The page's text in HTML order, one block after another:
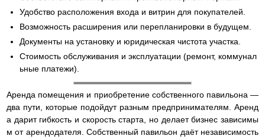
Удобство расположения входа и витрин для покупателей.
Возможность расширения или перепланировки в будущем.
Документы на установку и юридическая чистота участка.
Стоимость обслуживания и эксплуатации (ремонт, коммунал
ьные платежи).
Аренда помещения и приобретение собственного павильона —
два пути, которые подойдут разным предпринимателям. Аренд
а дарит гибкость и скорость старта, но делает бизнес зависимы
м от арендодателя. Собственный павильон даёт независимость